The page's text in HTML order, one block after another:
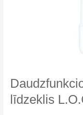
līdzeklis